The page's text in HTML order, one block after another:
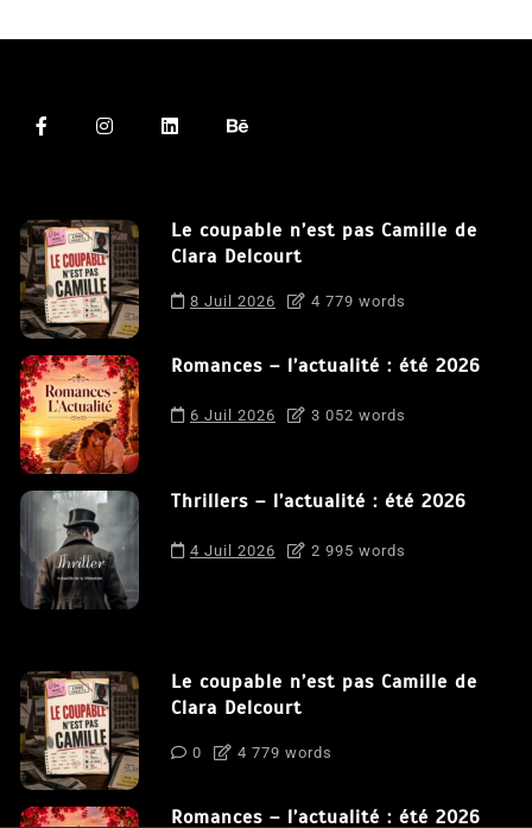
Le coupable n’est pas Camille de
Clara Delcourt
8 Juil 2026 4 779 words
Romances – l’actualité : été 2026
6 Juil 2026 3 052 words
Thrillers – l’actualité : été 2026
4 Juil 2026 2 995 words
Le coupable n’est pas Camille de
Clara Delcourt
0 4 779 words
Romances – l’actualité : été 2026